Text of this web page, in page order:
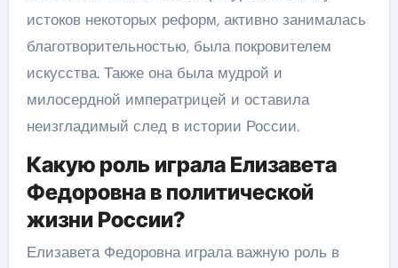
истоков некоторых реформ, активно занималась
благотворительностью, была покровителем
искусства. Также она была мудрой и
милосердной императрицей и оставила
неизгладимый след в истории России.
Какую роль играла Елизавета
Федоровна в политической
жизни России?
Елизавета Федоровна играла важную роль в